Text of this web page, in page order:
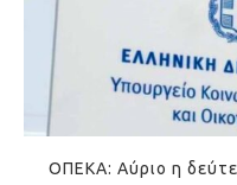
ΟΠΕΚΑ: Αύριο η